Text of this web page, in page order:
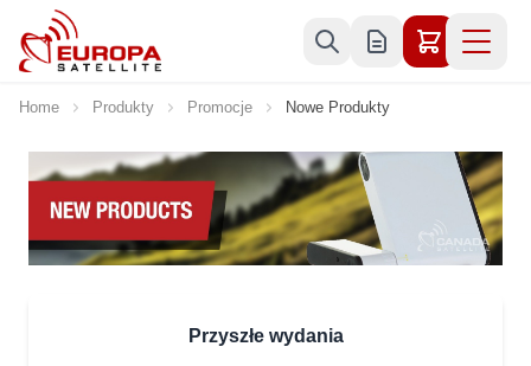
Skip to Content
Home Produkty Promocje Nowe Produkty
Przyszłe wydania